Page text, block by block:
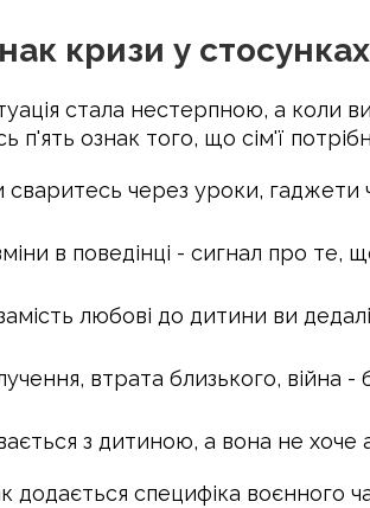
кризи у стосунках
стала нестерпною, а коли
п'ять ознак того, що сім'ї
сваритесь через уроки, гаджети
зміни в поведінці - сигнал про
любові до дитини ви
втрата близького, війна -
з дитиною, а вона не
специфіка воєнного